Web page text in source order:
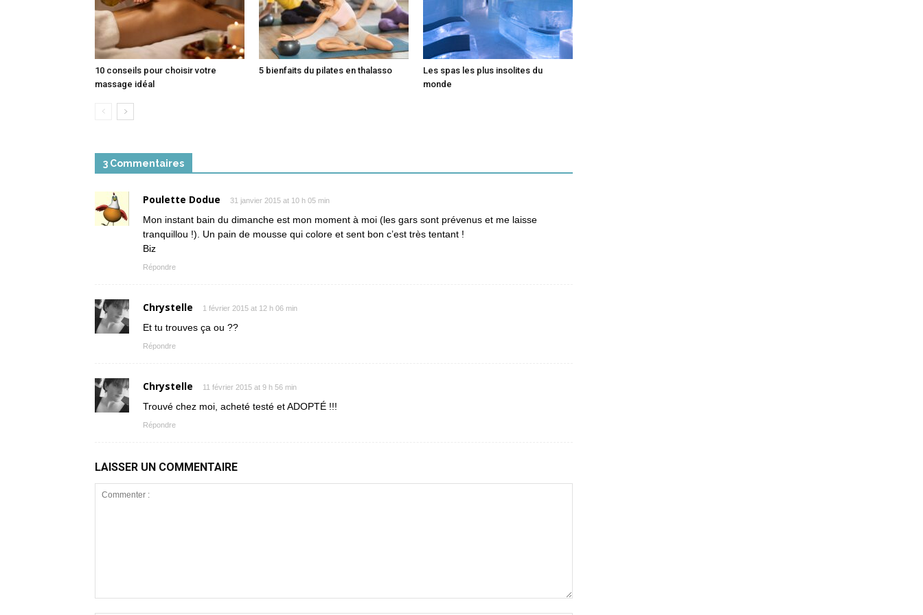
10 conseils pour choisir votre
massage idéal
5 bienfaits du pilates en thalasso
Les spas les plus insolites du
monde
3 Commentaires
Poulette Dodue 31 janvier 2015 at 10 h 05 min
Mon instant bain du dimanche est mon moment à moi (les gars sont prévenus et me laisse
tranquillou !). Un pain de mousse qui colore et sent bon c’est très tentant !
Biz
Répondre
Chrystelle 1 février 2015 at 12 h 06 min
Et tu trouves ça ou ??
Répondre
Chrystelle 11 février 2015 at 9 h 56 min
Trouvé chez moi, acheté testé et ADOPTÉ !!!
Répondre
LAISSER UN COMMENTAIRE